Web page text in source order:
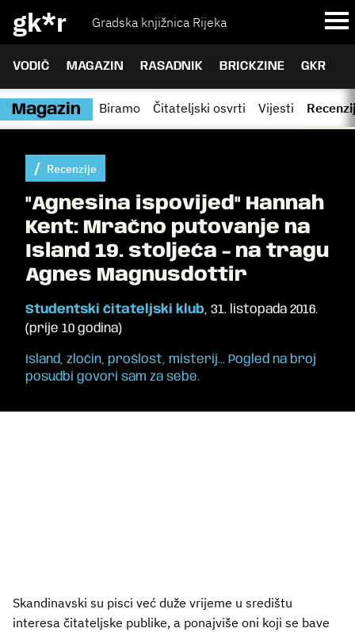
gk*r Gradska knjižnica Rijeka
VODIČ MAGAZIN RASADNIK BRICKZINE GKR
Magazin Biramo Čitateljski osvrti Vijesti
Recenzije
"Agnesina ispovijed" Hannah
Kent: Mračno putovanje na
Island 19. stoljeća - na tragu
Agnes Magnusdottir
Studentski čitateljski klub, 31. listopada 2016.
(prije 10 godina)
Island, zločin, prošlost, misterij... Pogled na broj
posudbi govori sam za sebe.
Skandinavski su pisci već duže vrijeme u središtu
interesa čitateljske publike, a ponajviše oni koji se bave